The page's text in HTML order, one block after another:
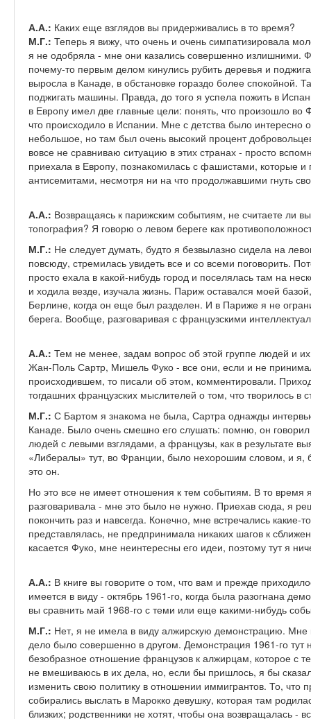
А.А.: Каких еще взглядов вы придерживались в то время?
М.Г.: Теперь я вижу, что очень и очень симпатизировала
я не одобряла - мне они казались совершенно излишними.
почему-то первым делом кинулись рубить деревья и
выросла в Канаде, в обстановке гораздо более спокойной.
поджигать машины. Правда, до того я успела пожить в
в Европу имел две главные цели: понять, что произошло
что происходило в Испании. Мне с детства было интересно
небольшое, но там был очень высокий процент
вовсе не сравниваю ситуацию в этих странах - просто
приехала в Европу, познакомилась с фашистами, которые и
антисемитами, несмотря ни на что продолжавшими гнуть
А.А.: Возвращаясь к парижским событиям, не считаете ли
топография? Я говорю о левом береге как
М.Г.: Не следует думать, будто я безвылазно сидела на
повсюду, стремилась увидеть все и со всеми поговорить.
просто ехала в какой-нибудь город и поселялась там на
и ходила везде, изучала жизнь. Париж оставался моей
Берлине, когда он еще был разделен. И в Париже я не
берега. Вообще, разговаривая с французскими
А.А.: Тем не менее, задам вопрос об этой группе людей и
Жан-Поль Сартр, Мишель Фуко - все они, если и не
происходившем, то писали об этом, комментировали.
тогдашних французских мыслителей о том, что творилось в
М.Г.: С Бартом я знакома не была, Сартра однажды
Канаде. Было очень смешно его слушать: помню, он
людей с левыми взглядами, а французы, как в результате
«Либералы» тут, во Франции, было нехорошим словом, и я,
это он.
Но это все не имеет отношения к тем событиям. В то время
разговаривала - мне это было не нужно. Приехав сюда, я
покончить раз и навсегда. Конечно, мне встречались
представлялась, не предпринимала никаких шагов к
касается Фуко, мне неинтересны его идеи, поэтому тут я
А.А.: В книге вы говорите о том, что вам и прежде
имеется в виду - октябрь 1961-го, когда была разогнана
вы сравнить май 1968-го с теми или еще какими-нибудь
М.Г.: Нет, я не имела в виду алжирскую демонстрацию. Мне
дело было совершенно в другом. Демонстрация 1961-го
безобразное отношение французов к алжирцам, которое с
не вмешиваюсь в их дела, но, если бы пришлось, я бы
изменить свою политику в отношении иммигрантов. То, что
собирались выслать в Марокко девушку, которая там
близких; родственники не хотят, чтобы она возвращалась -